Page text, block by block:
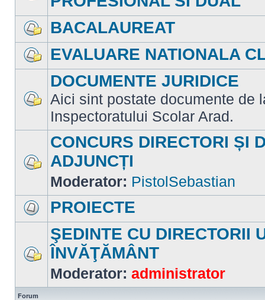
mesaje
necitite
mesaje
necitite
BACALAUREAT
mesaje
necitite
EVALUARE NATIONALA
sunt
mesaje
necitite
DOCUMENTE JURIDICE
Aici sint postate documente de
Inspectoratului Scolar Arad.
sunt
mesaje
CONCURS DIRECTORI ȘI
ADJUNCȚI
Moderator: PistolSebastian
mesaje
necitite
PROIECTE
sunt
mesaje
ŞEDINTE CU DIRECTORII
ÎNVĂŢĂMÂNT
Moderator: administrator
Forum